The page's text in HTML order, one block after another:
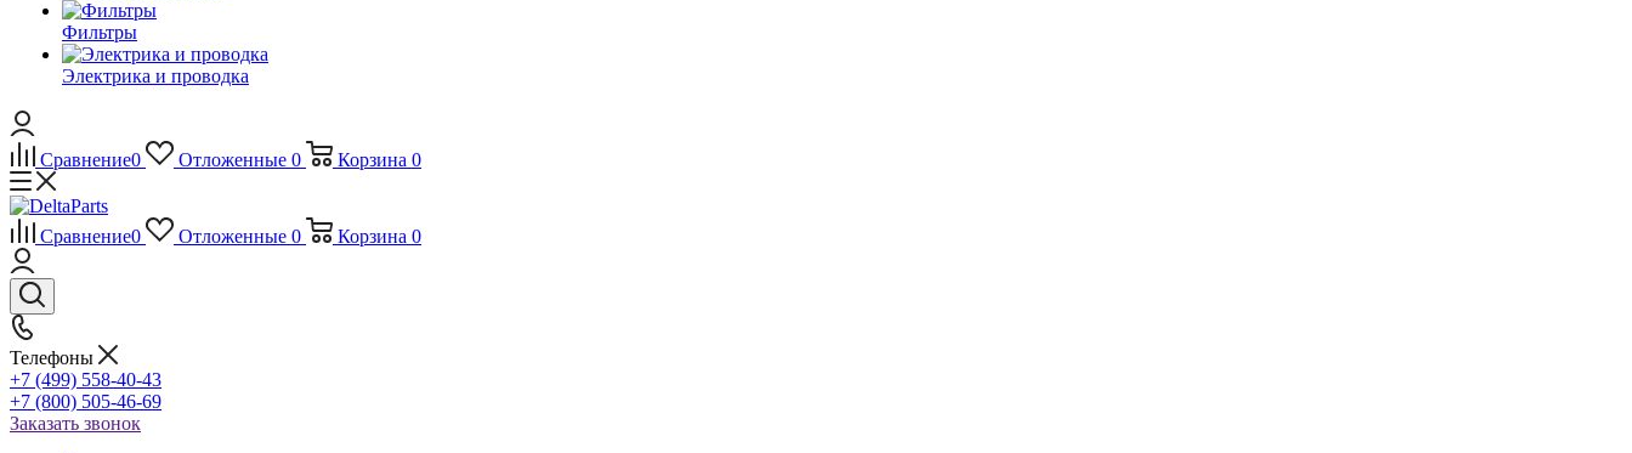
Фильтры
Электрика и проводка
Сравнение0 Отложенные 0 Корзина 0
Сравнение0 Отложенные 0 Корзина 0
Телефоны
+7 (499) 558-40-43
+7 (800) 505-46-69
Заказать звонок